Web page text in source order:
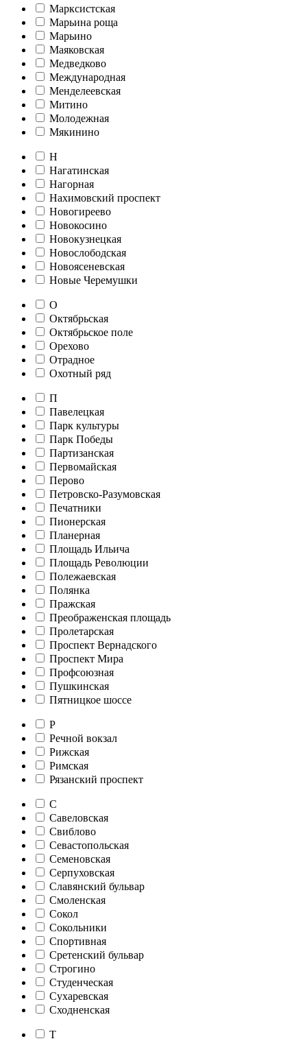
Марксистская
Марьина роща
Марьино
Маяковская
Медведково
Международная
Менделеевская
Митино
Молодежная
Мякинино
Н
Нагатинская
Нагорная
Нахимовский проспект
Новогиреево
Новокосино
Новокузнецкая
Новослободская
Новоясеневская
Новые Черемушки
О
Октябрьская
Октябрьское поле
Орехово
Отрадное
Охотный ряд
П
Павелецкая
Парк культуры
Парк Победы
Партизанская
Первомайская
Перово
Петровско-Разумовская
Печатники
Пионерская
Планерная
Площадь Ильича
Площадь Революции
Полежаевская
Полянка
Пражская
Преображенская площадь
Пролетарская
Проспект Вернадского
Проспект Мира
Профсоюзная
Пушкинская
Пятницкое шоссе
Р
Речной вокзал
Рижская
Римская
Рязанский проспект
С
Савеловская
Свиблово
Севастопольская
Семеновская
Серпуховская
Славянский бульвар
Смоленская
Сокол
Сокольники
Спортивная
Сретенский бульвар
Строгино
Студенческая
Сухаревская
Сходненская
Т